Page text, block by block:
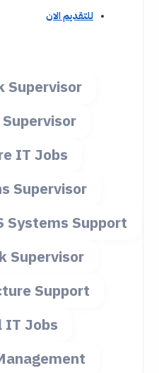
للتقديم الان
Supervisor
IT Jobs
Supervisor
Systems Support
Supervisor
Support
IT Jobs